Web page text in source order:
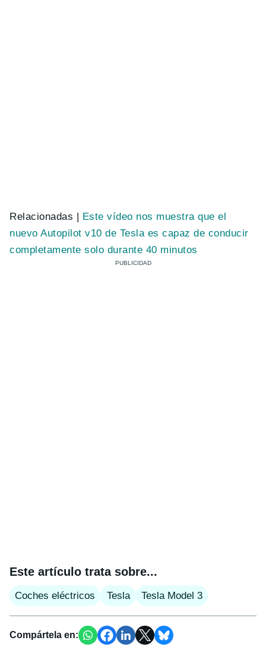
Relacionadas | Este vídeo nos muestra que el
nuevo Autopilot v10 de Tesla es capaz de conducir
completamente solo durante 40 minutos
Este artículo trata sobre...
Coches eléctricos Tesla Tesla Model 3
Compártela en: